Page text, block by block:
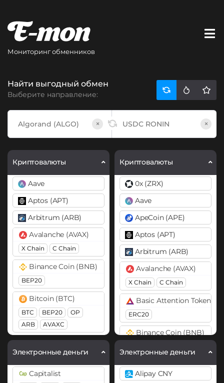
Мониторинг обменников
Найти выгодный обмен
Выберите направление:
× ×
Криптовалюты
Aave
Aptos (APT)
Arbitrum (ARB)
Avalanche (AVAX)
X Chain C Chain
Binance Coin (BNB)
BEP20
Bitcoin (BTC)
BTC BEP20
OP
ARB
AVAXC
Cosmos (ATOM)
Электронные деньги
Capitalist
Криптовалюты
0x (ZRX)
Aave
ApeCoin (APE)
Aptos (APT)
Arbitrum (ARB)
Avalanche (AVAX)
X Chain C Chain
Basic Attention Token
ERC20
Binance Coin (BNB)
Bitcoin (BTC)
BTC BEP20
Электронные деньги
Alipay CNY